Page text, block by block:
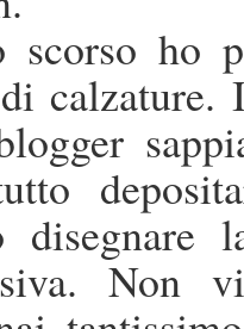
scorso ho
calzature.
disegnare
Non